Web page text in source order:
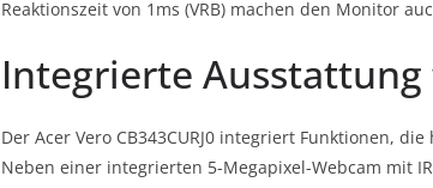
Reaktionszeit von 1ms (VRB) machen den Monitor
Integrierte
Der Acer Vero CB343CURJ0 integriert Funktionen,
Neben einer integrierten 5-Megapixel-Webcam mit